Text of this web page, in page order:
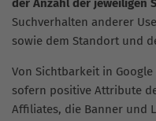
der Anzahl der jeweiligen
Suchverhalten anderer
sowie dem Standort und
Von Sichtbarkeit in
sofern positive Attribute
Affiliates, die Banner und